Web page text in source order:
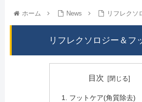
ホーム News リフレクソ
リフレクソロジー＆フ
目次
フットケア(角質除去)